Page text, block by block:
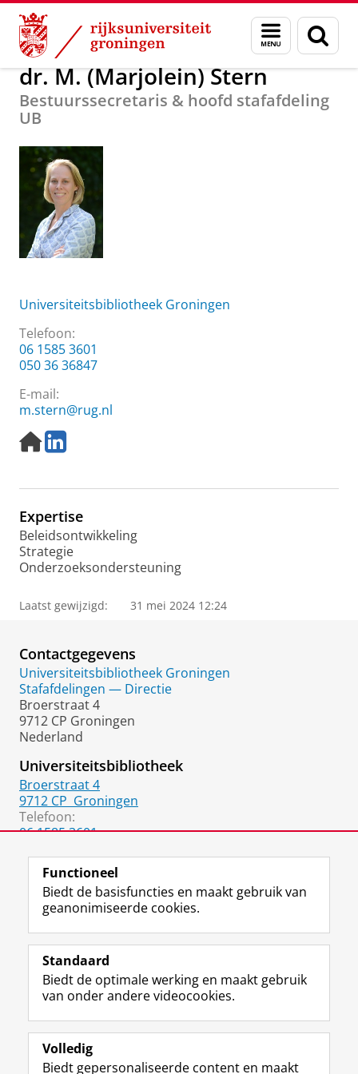
Skip
Content
Skip
Navigation
Menu
en
zoeken
Over ons dr. M. (Marjolein) Stern
dr. M. (Marjolein) Stern
Bestuurssecretaris & hoofd stafafdeling
UB
Universiteitsbibliotheek Groningen
Telefoon:
06 1585 3601
050 36 36847
E-mail:
m.stern@rug.nl
H
o
e
a
g
e
L
i
k
d
I
n
Expertise
Beleidsontwikkeling
Strategie
Onderzoeksondersteuning
Laatst gewijzigd: 31 mei 2024 12:24
Contactgegevens
Universiteitsbibliotheek Groningen
Stafafdelingen — Directie
Broerstraat 4
9712 CP Groningen
Nederland
Universiteitsbibliotheek
Broerstraat 4
9712 CP Groningen
Telefoon:
06 1585 3601
Volg de RUG
F
a
e
b
o
p
L
i
k
e
I
-
R
S
-
f
e
R
I
n
t
r
m
Y
o
T
e
k
Studiekiezers
Alumni
Functioneel
Biedt de basisfuncties en maakt gebruik van
geanonimiseerde cookies.
Standaard
Biedt de optimale werking en maakt gebruik
van onder andere videocookies.
Volledig
Biedt gepersonaliseerde content en maakt